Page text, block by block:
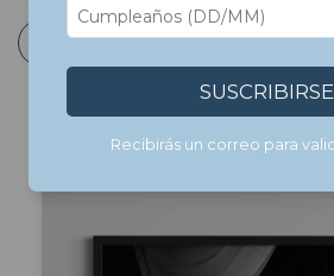
Filtrar
SUSCRIBIRSE
Recibirás un correo para